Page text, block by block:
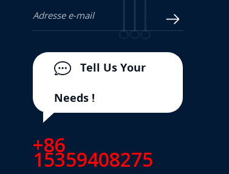
Tell Us Your
Needs !
+86
15359408275